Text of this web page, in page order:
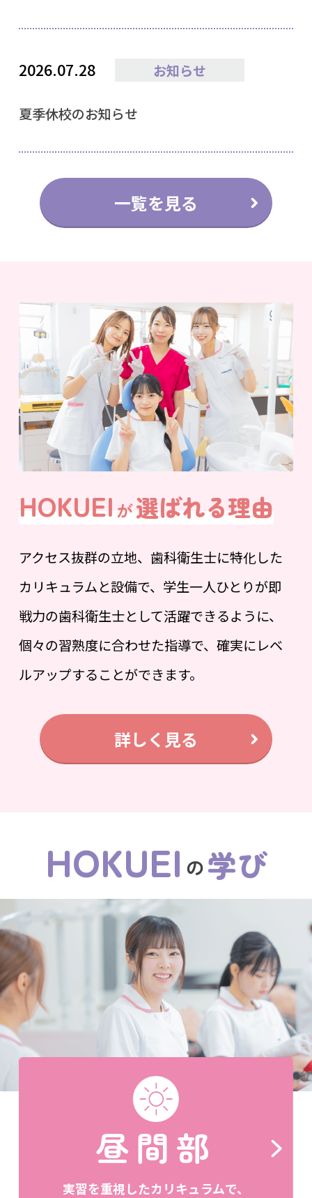
2026.07.28 お知らせ
夏季休校のお知らせ
一覧を見る
HOKUEI が選ばれる理由
アクセス抜群の立地、歯科衛生士に特化した
カリキュラムと設備で、学生一人ひとりが即
戦力の歯科衛生士として活躍できるように、
個々の習熟度に合わせた指導で、確実にレベ
ルアップすることができます。
詳しく見る
HOKUEI の学び
昼間部
実習を重視したカリキュラムで、